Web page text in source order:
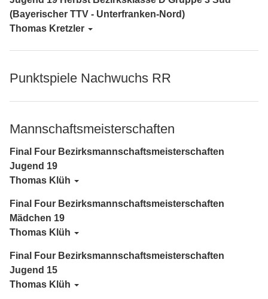
(Bayerischer TTV - Unterfranken-Nord)
Thomas Kretzler
Punktspiele Nachwuchs RR
Mannschaftsmeisterschaften
Final Four Bezirksmannschaftsmeisterschaften
Jugend 19
Thomas Klüh
Final Four Bezirksmannschaftsmeisterschaften
Mädchen 19
Thomas Klüh
Final Four Bezirksmannschaftsmeisterschaften
Jugend 15
Thomas Klüh